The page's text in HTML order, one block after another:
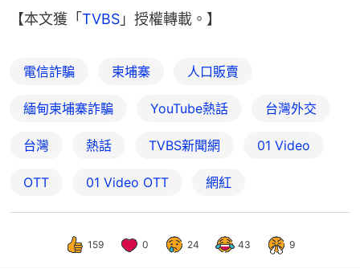
【本文獲「 TVBS 」授權轉載。】
電信詐騙 柬埔寨 人口販賣
緬甸柬埔寨詐騙 YouTube熱話 台灣外交
台灣 熱話 TVBS新聞網 01 Video
OTT 01‌ ‌Video‌ ‌OTT 網紅
159 0 24 43 9